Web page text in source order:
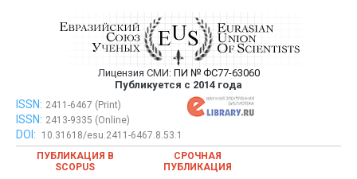
Евразийский Союз Ученых —
публикация научных статей в
ежемесячном научном журнале
Лицензия СМИ: ПИ № ФС77-63060
Публикуется с 2014 года
Евразийский Союз Ученых — публикация научных статей в
ежемесячном научном журнале
ISSN: 2411-6467 (Print)
ISSN: 2413-9335 (Online)
DOI:
10.31618/esu.2411-6467.8.53.1
ПУБЛИКАЦИЯ В
SCOPUS
СРОЧНАЯ
ПУБЛИКАЦИЯ